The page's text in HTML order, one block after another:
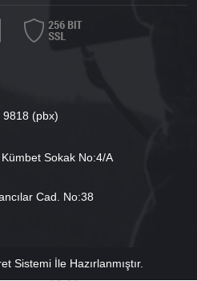
(pbx)
Sokak No:4/A
Cad. No:38
Sistemiİle Hazırlanmıştır.